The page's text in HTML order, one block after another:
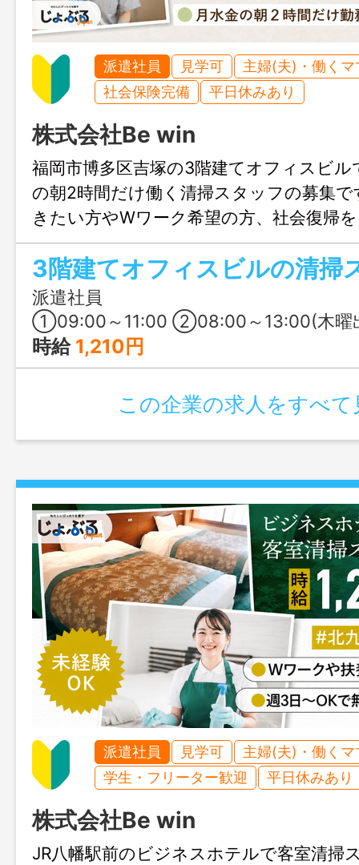
派遣社員 見学可
主婦(夫)・働くマ
社会保険完備
平日休みあり
株式会社Be win
福岡市博多区吉塚の3階建てオフィスビル
の朝2時間だけ働く清掃スタッフの募集で
きたい方やWワーク希望の方、社会復帰
ったり。お問合せのみも大歓迎、まずは
でお気軽にご連絡ください。
3階建てオフィスビルの清掃
派遣社員
①09:00～11:00 ②08:00～13:00(木曜出勤の場合) ※⽉・⽔・⾦・(火)の場合で休憩時間が欲し
時給 1,210円
この企業の求人をすべて
派遣社員 見学可
主婦(夫)・働くマ
学生・フリーター歓迎
平日休みあり
株式会社Be win
JR八幡駅前のビジネスホテルで客室清掃